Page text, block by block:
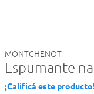
MONTCHENOT
Espumante
¡Calificá este